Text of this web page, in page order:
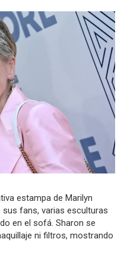
estampa de Marilyn
fans, varias esculturas
en el sofá. Sharon se
ni filtros, mostrando